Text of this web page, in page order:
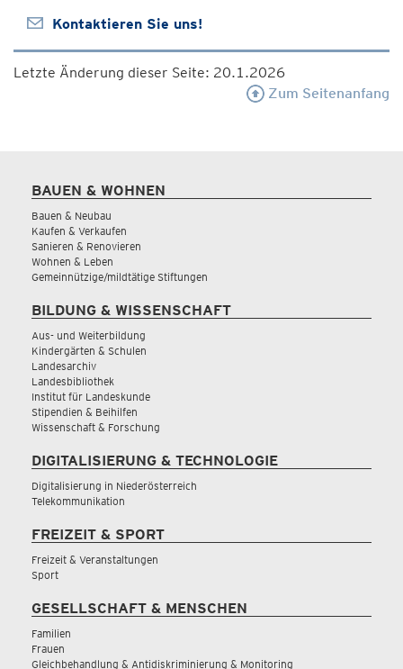
Kontaktieren Sie uns!
Letzte Änderung dieser Seite: 20.1.2026
Zum Seitenanfang
BAUEN & WOHNEN
Bauen & Neubau
Kaufen & Verkaufen
Sanieren & Renovieren
Wohnen & Leben
Gemeinnützige/mildtätige Stiftungen
BILDUNG & WISSENSCHAFT
Aus- und Weiterbildung
Kindergärten & Schulen
Landesarchiv
Landesbibliothek
Institut für Landeskunde
Stipendien & Beihilfen
Wissenschaft & Forschung
DIGITALISIERUNG & TECHNOLOGIE
Digitalisierung in Niederösterreich
Telekommunikation
FREIZEIT & SPORT
Freizeit & Veranstaltungen
Sport
GESELLSCHAFT & MENSCHEN
Familien
Frauen
Gleichbehandlung & Antidiskriminierung & Monitoring